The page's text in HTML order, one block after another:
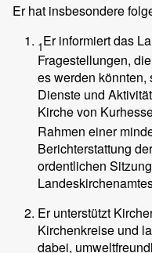
Er hat insbesondere
1Er informiert das
Fragestellungen,
es werden
Dienste und
Kirche von
Rahmen einer
Berichterstattung
ordentlichen
Er unterstützt
Kirchenkreise und
dabei,